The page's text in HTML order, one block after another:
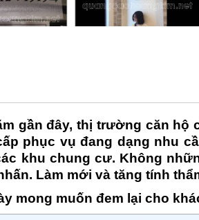
gần đây, thị trường căn
phục vụ đang dạng nhu
khu chung cư. Không
Làm mới và tăng tính
mong muốn đem lại cho